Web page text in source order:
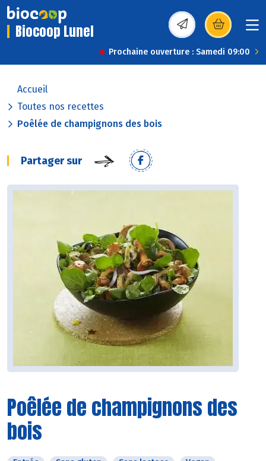
Biocoop Lunel (s’ouvre dans une
Prochaine ouverture : Samedi 09:00
Accueil
Toutes nos recettes
Poêlée de champignons des bois
Partager sur
Poêlée de champignons des
bois